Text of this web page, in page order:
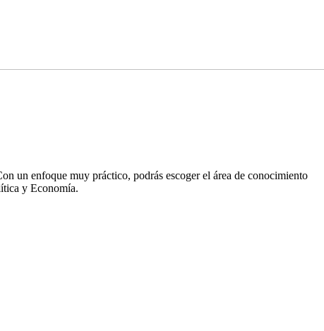
un enfoque muy práctico, podrás escoger el área de conocimiento
y Economía.